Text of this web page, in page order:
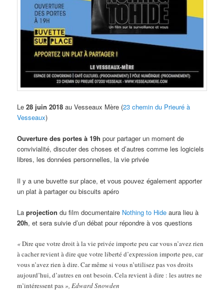
Le28 juin 2018 au Vesseaux Mère (23 chemin du Prieuré à
Vesseaux)
Ouverture des portes à 19h pour partager un moment de
convivialité, discuter des choses et d’autres comme les logiciels
libres, les données personnelles, la vie privée
Il y a une buvette sur place, et vous pouvez également apporter
un plat à partager ou biscuits apéro
Laprojection du film documentaire Nothing to Hide aura lieu à
20h, et sera suivie d’un débat pour répondre à vos questions
«Dire que votre droit à la vie privée importe peu car vous n’avez rien
à cacher revient à dire que votre liberté d’expression importe peu, car
vous n’avez rien à dire. Car même si vous n’utilisez pas vos droits
aujourd’hui, d’autres en ont besoin. Cela revient à dire : les autres ne
m’intéressent pas», Edward Snowden